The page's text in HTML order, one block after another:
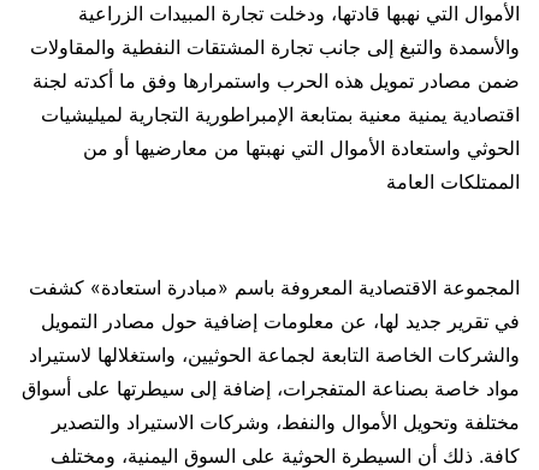
الأموال التي نهبها قادتها، ودخلت تجارة المبيدات الزراعية
والأسمدة والتبغ إلى جانب تجارة المشتقات النفطية والمقاولات
ضمن مصادر تمويل هذه الحرب واستمرارها وفق ما أكدته لجنة
اقتصادية يمنية معنية بمتابعة الإمبراطورية التجارية لميليشيات
الحوثي واستعادة الأموال التي نهبتها من معارضيها أو من
الممتلكات العامة
المجموعة الاقتصادية المعروفة باسم «مبادرة استعادة» كشفت
في تقرير جديد لها، عن معلومات إضافية حول مصادر التمويل
والشركات الخاصة التابعة لجماعة الحوثيين، واستغلالها لاستيراد
مواد خاصة بصناعة المتفجرات، إضافة إلى سيطرتها على أسواق
مختلفة وتحويل الأموال والنفط، وشركات الاستيراد والتصدير
كافة. ذلك أن السيطرة الحوثية على السوق اليمنية، ومختلف